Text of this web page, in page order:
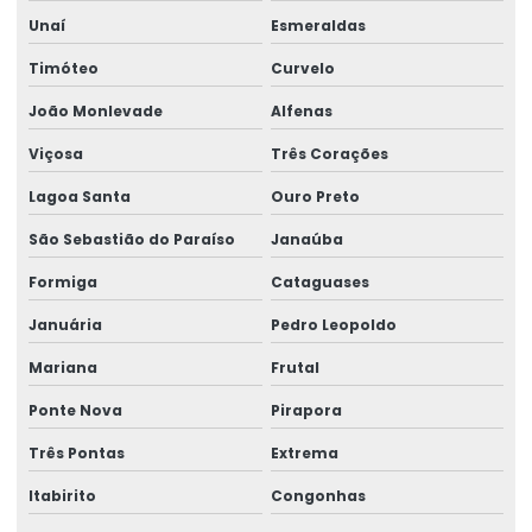
Montagem de ponte rolante
Montagem de talha elétrica
Montagem Técnica De Sistemas De Elevação
Motor elétrico para ponte rolante
Motor para ponte rolante
Motor redutor para ponte rolante
Movimentação de cargas laner
Painel elétrico para talha
Peças para ponte rolante
Unaí Esmeraldas
Timóteo Curvelo
João Monlevade Alfenas
Viçosa Três Corações
Lagoa Santa Ouro Preto
São Sebastião do Paraíso Janaúba
Formiga Cataguases
Januária Pedro Leopoldo
Mariana Frutal
Ponte Nova Pirapora
Três Pontas Extrema
Itabirito Congonhas